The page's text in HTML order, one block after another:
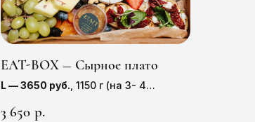
EAT-BOX — Сырное плато
L — 3650 руб. , 1150 г (на 3- 4
XL — 4150 руб.
3 650 р.